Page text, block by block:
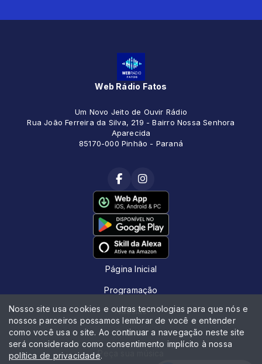
Web Rádio Fatos
Um Novo Jeito de Ouvir Rádio
Rua João Ferreira da Silva, 219 - Bairro Nossa Senhora
Aparecida
85170-000 Pinhão - Paraná
Página Inicial
Programação
Notícias
Contato
Peça sua música
Nosso site usa cookies e outras tecnologias para que nós e
nossos parceiros possamos lembrar de você e entender
como você usa o site. Ao continuar a navegação neste site
será considerado como consentimento implícito à nossa
política de privacidade.